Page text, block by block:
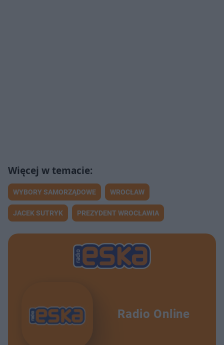
WYBORY SAMORZĄDOWE WROCŁAW
JACEK SUTRYK PREZYDENT WROCŁAWIA
Radio Online